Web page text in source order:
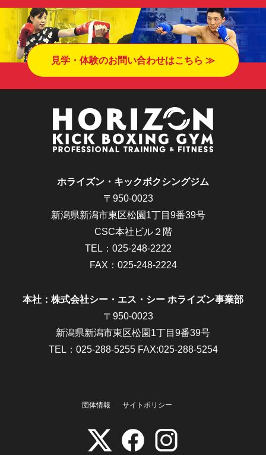
見学・体験のお問い合わせはこちら ≫
ホライズン・キックボクシングジム
〒950-0023
新潟県新潟市東区松園1丁目9番39号
CSC本社ビル２階
TEL： 025-248-2222
FAX：025-248-2224
本社：株式会社シー・エス・シー ホライズン事業部
〒950-0023
新潟県新潟市東区松園1丁目9番39号
TEL：025-288-5255 FAX:025-288-5254
団体情報 サイトポリシー